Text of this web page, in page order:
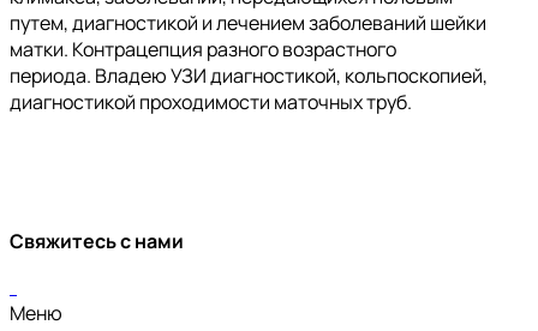
путем, диагностикой и лечением заболеваний шейки
матки. Контрацепция разного возрастного
периода. Владею УЗИ диагностикой, кольпоскопией,
диагностикой проходимости маточных труб.
Свяжитесь с нами
Меню